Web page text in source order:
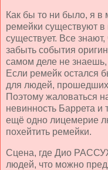
Как бы то ни было, я в
ремейки существуют
существует. Все
забыть события
самом деле не знаешь,
Если ремейк остался
для людей,
Поэтому жаловаться
невинность Баррета и
ещё одно лицемерие
похейтить ремейки.
Сцена, где Дио
людей, что можно